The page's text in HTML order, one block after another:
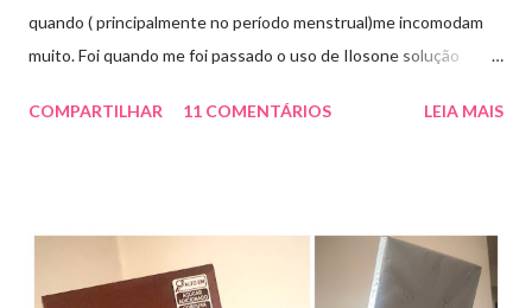
quando ( principalmente no período menstrual)me incomodam
muito. Foi quando me foi passado o uso de Ilosone solução
uma consulta com o dermatologista) O Ilosone é um antibiótico
aplico sobre a acne ( geralmente uso a noite). Informação do
produto: ILOSONE TÓPICO SOLUÇÃO (eritromicina) é um
COMPARTILHAR 11 COMENTÁRIOS LEIA MAIS